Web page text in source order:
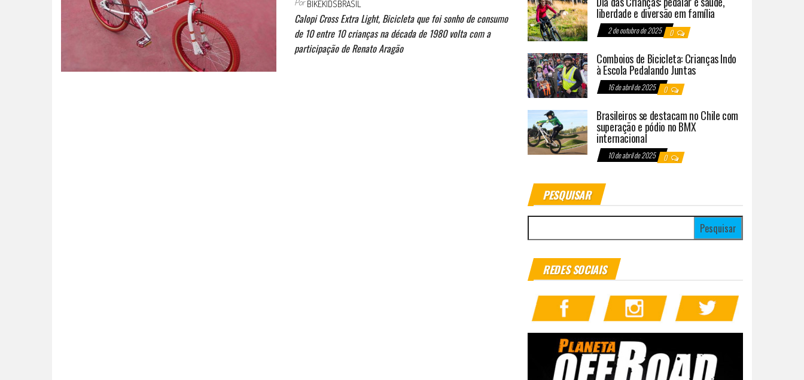
Por BIKEKIDSBRASIL
Calopi Cross Extra Light, Bicicleta que foi sonho de consumo
de 10 entre 10 crianças na década de 1980 volta com a
participação de Renato Aragão
liberdade e diversão em família
2 de outubro de 2025 0
Comboios de Bicicleta: Crianças Indo
à Escola Pedalando Juntas
16 de abril de 2025 0
Brasileiros se destacam no Chile com
superação e pódio no BMX
internacional
10 de abril de 2025 0
PESQUISAR
REDES SOCIAIS